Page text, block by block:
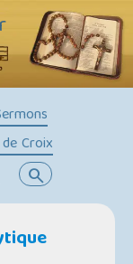
Croix
search